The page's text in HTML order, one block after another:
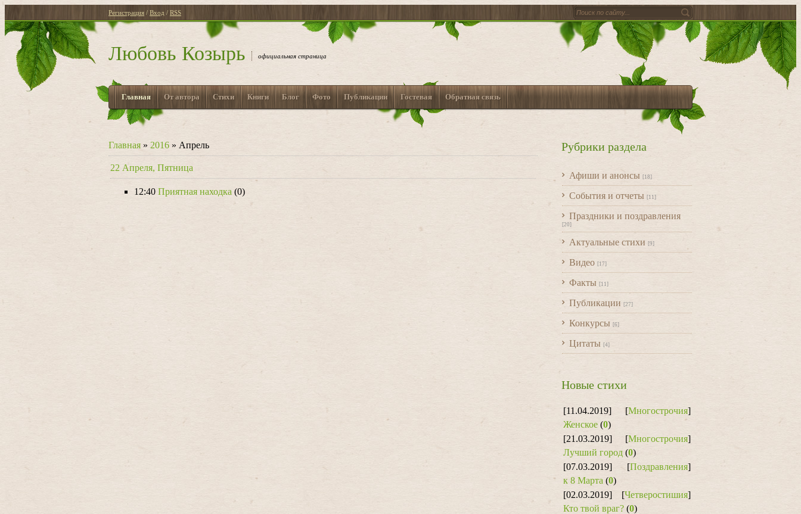
Регистрация / Вход / RSS
Любовь Козырь официальная страница
Главная От автора Стихи Книги Блог Фото Публикации Гостевая Обратная связь
Главная » 2016 » Апрель
22 Апреля, Пятница
12:40 Приятная находка (0)
Рубрики раздела
Афиши и анонсы [18]
События и отчеты [11]
Праздники и поздравления
[20]
Актуальные стихи [9]
Видео [17]
Факты [11]
Публикации [27]
Конкурсы [6]
Цитаты [4]
Новые стихи
[11.04.2019] [Многострочия]
Женское (0)
[21.03.2019]
[Многострочия]
Лучший город (0)
[07.03.2019]
[Поздравления]
к 8 Марта (0)
[02.03.2019]
[Четверостишия]
Кто твой враг? (0)